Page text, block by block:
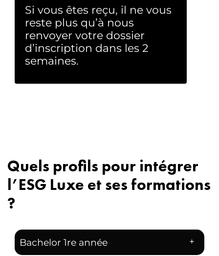
Si vous êtes reçu, il ne vous
reste plus qu’à nous
renvoyer votre dossier
d’inscription dans les 2
semaines.
Quels profils pour intégrer
l’ESG Luxe et ses formations
?
Bachelor 1re année +